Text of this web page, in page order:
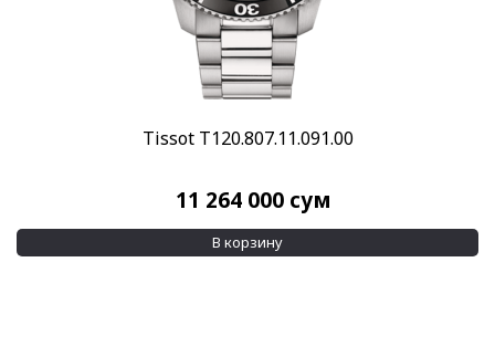
Tissot T120.807.11.091.00
11 264 000 сум
В корзину